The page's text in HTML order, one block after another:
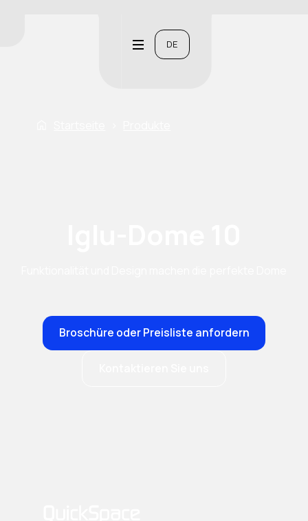
DE
Broschüre oder Preisliste anfordern